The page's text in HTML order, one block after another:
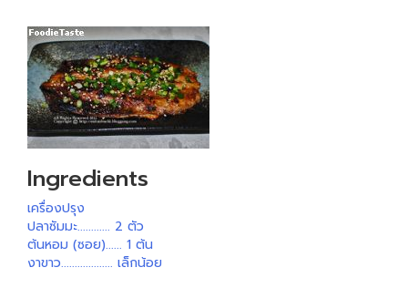
Ingredients
เครื่องปรุง
ปลาซัมมะ............ 2 ตัว
ต้นหอม (ซอย)...... 1 ต้น
งาขาว................... เล็กน้อย